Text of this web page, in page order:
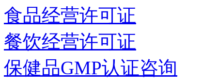
食品经营许可证
餐饮经营许可证
保健品GMP认证咨询